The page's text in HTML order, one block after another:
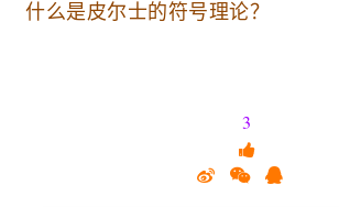
什么是皮尔士的符号理论？
3